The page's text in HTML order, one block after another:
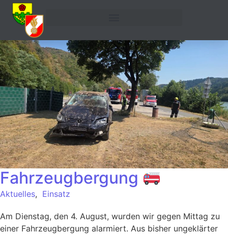
Fahrzeugbergung
Aktuelles, Einsatz
Am Dienstag, den 4. August, wurden wir gegen Mittag zu
einer Fahrzeugbergung alarmiert. Aus bisher ungeklärter